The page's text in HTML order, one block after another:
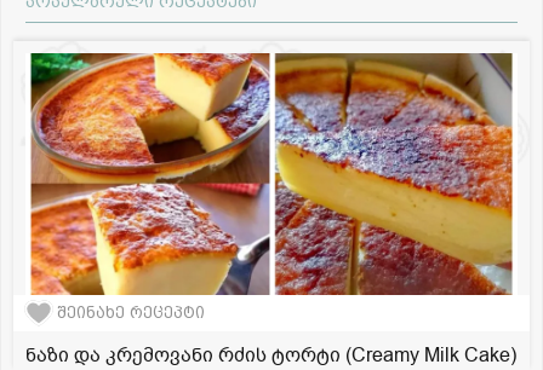
შეინახე რეცეპტი
ნაზი და კრემოვანი რძის ტორტი (Creamy Milk Cake)